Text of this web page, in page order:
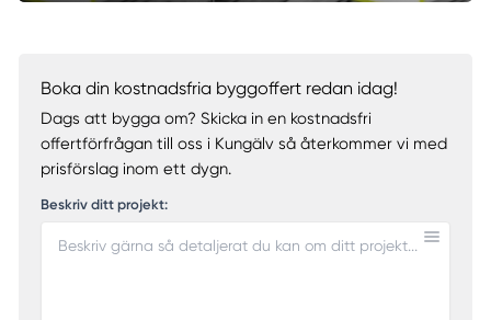
Boka din kostnadsfria byggoffert redan idag!
Dags att bygga om? Skicka in en kostnadsfri
offertförfrågan till oss i Kungälv så återkommer vi med
prisförslag inom ett dygn.
Beskriv ditt projekt: